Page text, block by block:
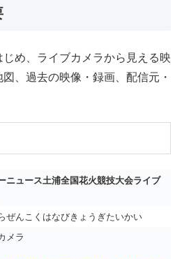
め、ライブカメラから見える映
、過去の映像・録画、配信元・
ニュース土浦全国花火競技大会ライブ
ぜんこくはなびきょうぎたいかい
メラ